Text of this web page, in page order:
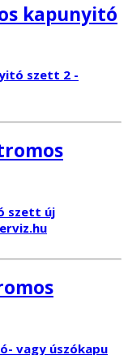
kapunyitó